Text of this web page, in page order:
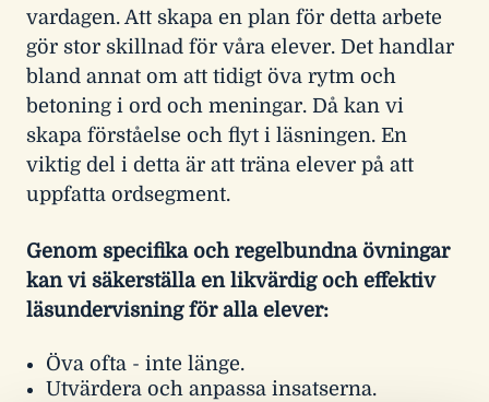
vardagen. Att skapa en plan för detta arbete
gör stor skillnad för våra elever. Det handlar
bland annat om att tidigt öva rytm och
betoning i ord och meningar. Då kan vi
skapa förståelse och flyt i läsningen. En
viktig del i detta är att träna elever på att
uppfatta ordsegment.
Genom specifika och regelbundna övningar
kan vi säkerställa en likvärdig och effektiv
läsundervisning för alla elever:
Öva ofta - inte länge.
Utvärdera och anpassa insatserna.